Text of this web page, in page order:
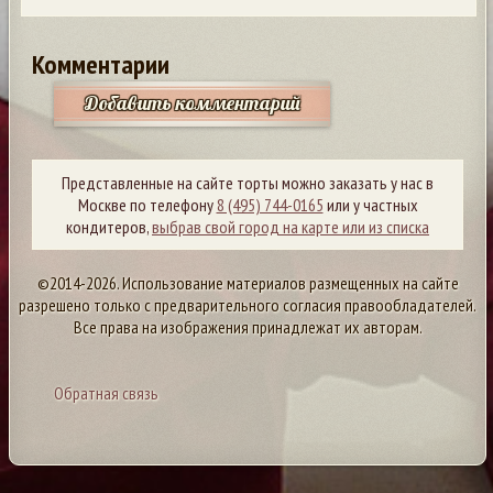
Комментарии
Добавить комментарий
Представленные на сайте торты можно заказать у нас в
Москве по телефону8 (495) 744-0165 или у частных
кондитеров,выбрав свой город на карте или из списка
©2014-2026. Использование материалов размещенных на сайте
разрешено только с предварительного согласия правообладателей.
Все права на изображения принадлежат их авторам.
Обратная связь